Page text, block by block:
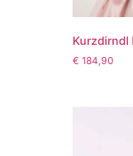
Kurzdirndl
€ 184,90